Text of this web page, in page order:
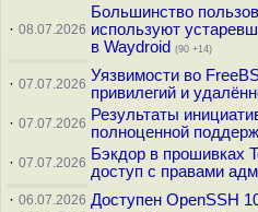
· 08.07.2026
Большинство
используют
в Waydroid (90 +14)
· 07.07.2026 Уязвимости во
привилегий и
· 07.07.2026 Результаты
полноценной
· 07.07.2026 Бэкдор в прошивках
доступ с правами
· 06.07.2026 Доступен OpenSSH